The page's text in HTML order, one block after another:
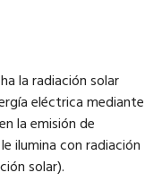
la radiación solar
eléctrica mediante
la emisión de
ilumina con radiación
solar).